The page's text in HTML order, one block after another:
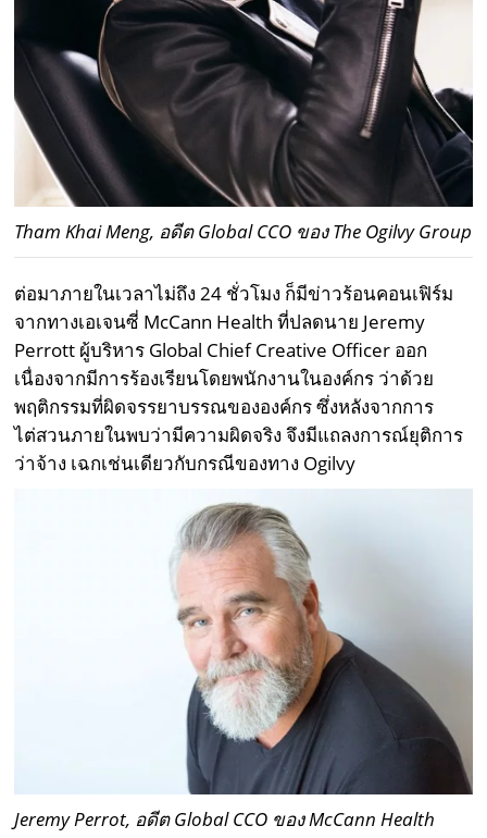
Tham Khai Meng, อดีต Global CCO ของ The Ogilvy Group
ต่อมาภายในเวลาไม่ถึง 24 ชั่วโมง ก็มีข่าวร้อนคอนเฟิร์ม
จากทางเอเจนซี่ McCann Health ที่ปลดนาย Jeremy
Perrott ผู้บริหาร Global Chief Creative Officer ออก
เนื่องจากมีการร้องเรียนโดยพนักงานในองค์กร ว่าด้วย
พฤติกรรมที่ผิดจรรยาบรรณขององค์กร ซึ่งหลังจากการ
ไต่สวนภายในพบว่ามีความผิดจริง จึงมีแถลงการณ์ยุติการ
ว่าจ้าง เฉกเช่นเดียวกับกรณีของทาง Ogilvy
Jeremy Perrot, อดีต Global CCO ของ McCann Health